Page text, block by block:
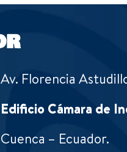
Av. Florencia
Edificio Cámara de
Cuenca – Ecuador.